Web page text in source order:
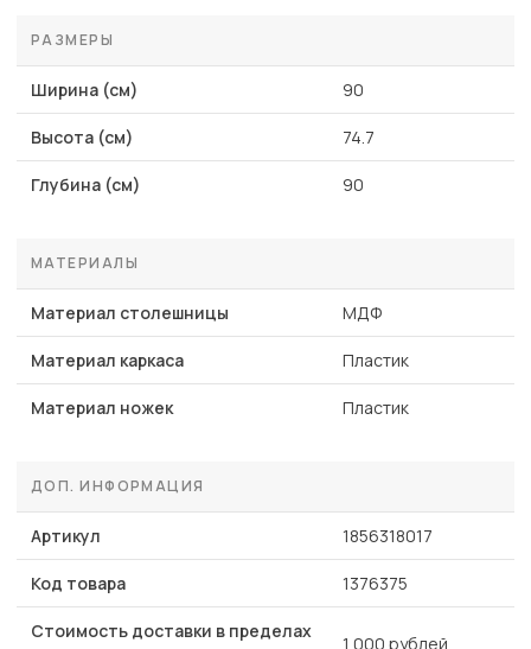
РАЗМЕРЫ
Ширина (см) 90
Высота (см) 74.7
Глубина (см) 90
МАТЕРИАЛЫ
Материал столешницы МДФ
Материал каркаса Пластик
Материал ножек Пластик
ДОП. ИНФОРМАЦИЯ
Артикул 1856318017
Код товара 1376375
Стоимость доставки в пределах
1 000 рублей